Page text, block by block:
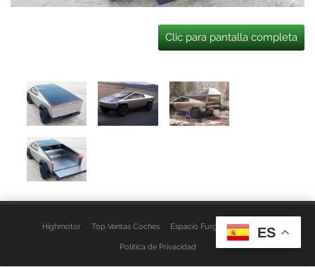
Clic para pantalla completa
Highmotor Top Ventas Coches Espacio Furgo Aviso Legal
Política de Privacidad
ES